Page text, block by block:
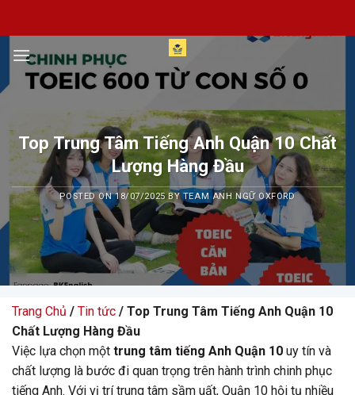
content
Top Trung Tâm Tiếng Anh Quận 10 Chất
Lượng Hàng Đầu
POSTED ON18/07/2025BYTEAM ANH NGỮ OXFORD
Trang Chủ / Tin tức / Top Trung Tâm Tiếng Anh Quận 10
Chất Lượng Hàng Đầu
Việc lựa chọn một trung tâm tiếng Anh Quận 10 uy tín và
chất lượng là bước đi quan trọng trên hành trình chinh phục
tiếng Anh. Với vị trí trung tâm sầm uất, Quận 10 hội tụ nhiều